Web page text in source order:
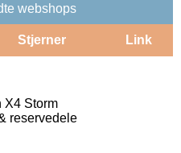
webshops
Stjerner Link
X4 Storm
reservedele